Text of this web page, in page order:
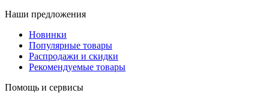
Наши предложения
Новинки
Популярные товары
Распродажи и скидки
Рекомендуемые товары
Помощь и сервисы